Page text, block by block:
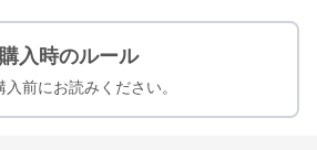
購入時のルール
入前にお読みください。